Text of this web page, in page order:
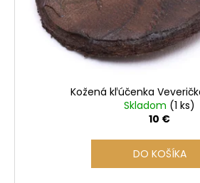
Kožená kľúčenka
Skladom (1 ks)
10 €
DO KOŠÍKA